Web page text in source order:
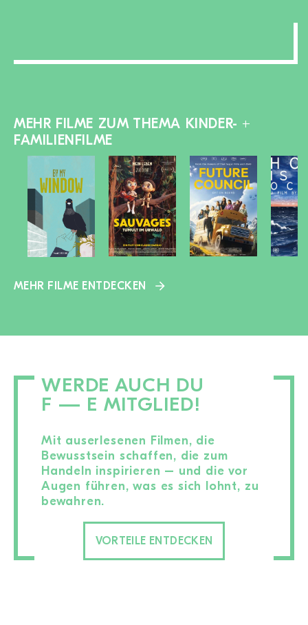
MEHR FILME ZUM THEMA KINDER- +
FAMILIENFILME
MEHR FILME ENTDECKEN
WERDE AUCH DU
F — E MITGLIED!
Mit auserlesenen Filmen, die
Bewusstsein schaffen, die zum
Handeln inspirieren – und die vor
Augen führen, was es sich lohnt, zu
bewahren.
VORTEILE ENTDECKEN